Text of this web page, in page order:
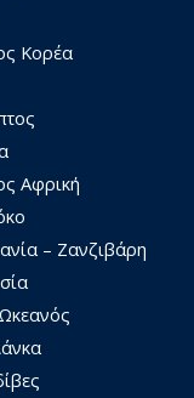
Κορέα
Αφρική
– Ζανζιβάρη